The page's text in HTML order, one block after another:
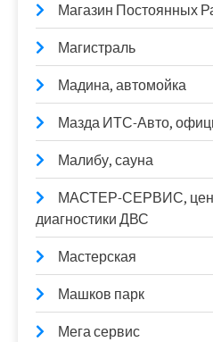
Магазин Постоянных
Магистраль
Мадина, автомойка
Мазда ИТС-Авто,
Малибу, сауна
МАСТЕР-СЕРВИС,
диагностики ДВС
Мастерская
Машков парк
Мега сервис